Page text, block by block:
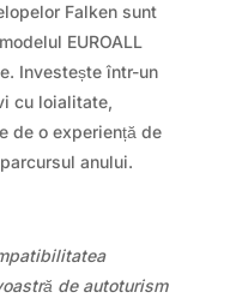
Falken sunt
EUROALL
Investește într-un
cu loialitate,
de o experiență de
anului.
de autoturism